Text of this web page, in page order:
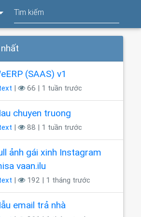
(SAAS) v1
66 | 1 tuần trước
chuyen truong
88 | 1 tuần trước
ảnh gái xinh Instagram
vaan.ilu
192 | 1 tháng trước
email trả nhà